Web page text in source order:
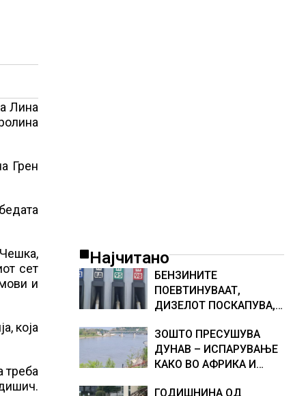
Лина
Грен
сет
и
која
треба
Најчитано
БЕНЗИНИТЕ
ПОЕВТИНУВААТ,
ДИЗЕЛОТ ПОСКАПУВА,
ГОРИВАТА
ЗОШТО ПРЕСУШУВА
ДУНАВ – ИСПАРУВАЊЕ
КАКО ВО АФРИКА И
ГОДИШНИНА ОД